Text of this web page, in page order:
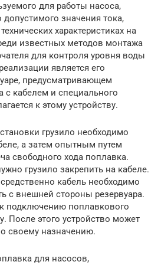
для работы насоса,
значения тока,
характеристиках на
известных методов монтажа
для контроля уровня воды
является его
предусматривающем
с кабелем и специального
к этому устройству.
грузило необходимо
а затем опытным путем
свободного хода поплавка.
грузило закрепить на кабеле.
кабель необходимо
с внешней стороны резервуара.
подключению поплавкового
После этого устройство может
своему назначению.
для насосов,